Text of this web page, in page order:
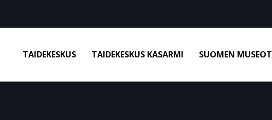
TAIDEKESKUS TAIDEKESKUS KASARMI SUOMEN MUSEOT